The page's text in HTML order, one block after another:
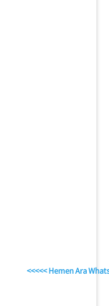
<<<<< Hemen Ara